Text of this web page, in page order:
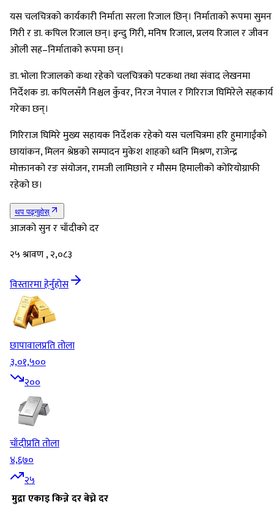
यस चलचित्रको कार्यकारी निर्माता सरला रिजाल छिन्। निर्माताको रूपमा सुमन
गिरी र डा. कपिल रिजाल छन्। इन्दु गिरी, मनिष रिजाल, प्रलय रिजाल र जीवन
ओली सह–निर्माताको रूपमा छन्।
डा. भोला रिजालको कथा रहेको चलचित्रको पटकथा तथा संवाद लेखनमा
निर्देशक डा. कपिलसँगै निश्चल कुँवर, निरज नेपाल र गिरिराज घिमिरेले सहकार्य
गरेका छन्।
गिरिराज घिमिरे मुख्य सहायक निर्देशक रहेको यस चलचित्रमा हरि हुमागाईंको
छायांकन, मिलन श्रेष्ठको सम्पादन मुकेश शाहको ध्वनि मिश्रण, राजेन्द्र
मोक्तानको रङ संयोजन, रामजी लामिछाने र मौसम हिमालीको कोरियोग्राफी
रहेको छ।
थप पढ्नुहोस्
आजको सुन र चाँदीको दर
२५ श्रावण , २,०८३
विस्तारमा हेर्नुहोस
छापावालप्रति तोला
३,०१,५००
२००
चाँदीप्रति तोला
४,६७०
२५
मुद्राएकाइकिन्ने दरबेच्ने दर